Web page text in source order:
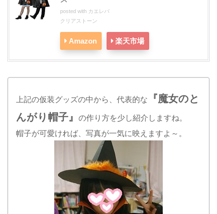
posted with カエレバ
クリアストーン
Amazon 楽天市場
上記の仮装グッズの中から、代表的な
『魔女のと
んがり帽子』
の作り方を少し紹介しますね。
帽子が可愛ければ、写真が一気に映えますよ～。